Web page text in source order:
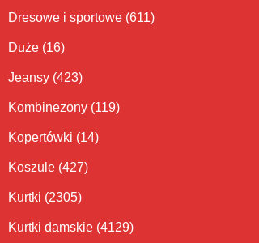
Dresowe i sportowe (611)
Duże (16)
Jeansy (423)
Kombinezony (119)
Kopertówki (14)
Koszule (427)
Kurtki (2305)
Kurtki damskie (4129)